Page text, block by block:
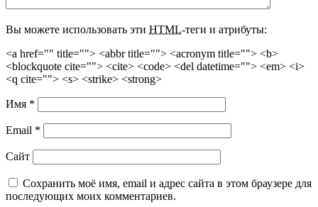
Вы можете использовать эти HTML-теги и атрибуты:
<a href="" title=""> <abbr title=""> <acronym title=""> <b>
<blockquote cite=""> <cite> <code> <del datetime=""> <em> <i>
<q cite=""> <s> <strike> <strong>
Имя *
Email *
Сайт
Сохранить моё имя, email и адрес сайта в этом браузере для
последующих моих комментариев.